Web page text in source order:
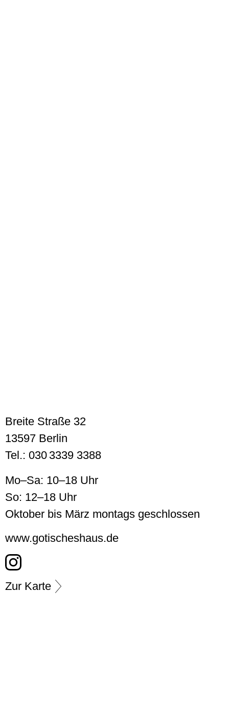
Breite Straße 32
13597 Berlin
Tel.: 030 3339 3388
Mo–Sa: 10–18 Uhr
So: 12–18 Uhr
Oktober bis März montags geschlossen
www.gotischeshaus.de
Zur Karte